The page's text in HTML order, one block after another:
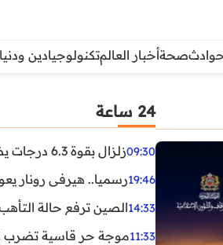
صحةأخبار العالمتكنولوجيادين ودنيا
24 ساعة
09:30زلزال بقوة 6.3 درجات يضرب جنوب الفلبين.. ولا تحذير من تسونامي حتى الآن
19:46رسميا.. هيرفي رونار
14:33الصين ترفع حالة
11:33موجة حر قاسية تضرب